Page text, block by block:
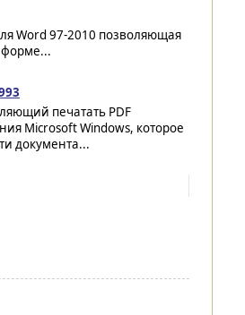
Word 97-2010 позволяющая
форме...
печатать PDF
Microsoft Windows, которое
документа...